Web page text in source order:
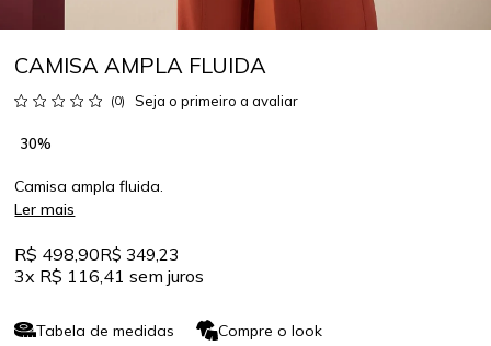
CAMISA AMPLA FLUIDA
(0) Seja o primeiro a avaliar
30%
Camisa ampla fluida.
Ler mais
R$ 498,90R$ 349,23
3x R$ 116,41sem juros
Tabela de medidas Compre o look